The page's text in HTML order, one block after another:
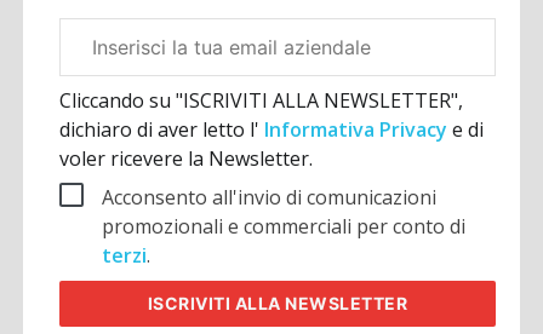
aziendale
Cliccando su "ISCRIVITI ALLA NEWSLETTER",
dichiaro di aver letto l' Informativa Privacye di
voler ricevere la Newsletter.
Acconsento all'invio di comunicazioni
promozionali e commerciali per conto di
terzi.
ISCRIVITI ALLA NEWSLETTER